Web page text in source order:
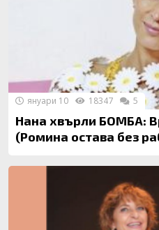
Нана хвърли БОМБА:
(Ромина остава без
януари 10 18347 5